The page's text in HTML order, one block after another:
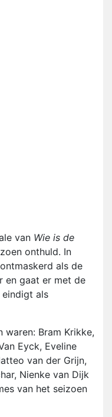
van Wie is de
onthuld. In
als de
en gaat er met de
als
waren: Bram Krikke,
Eyck, Eveline
van der Grijn,
Nienke van Dijk
van het seizoen